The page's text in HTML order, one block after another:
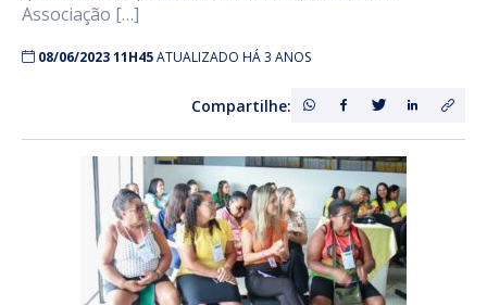
Associação […]
08/06/2023 11H45ATUALIZADO HÁ 3 ANOS
Compartilhe: